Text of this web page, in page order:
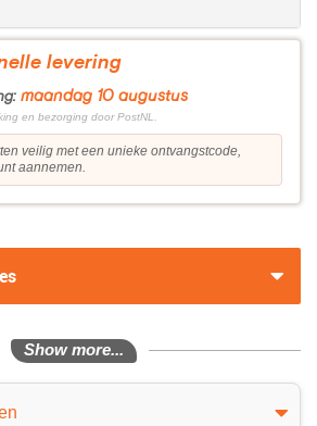
levering
maandag 10 augustus
en bezorging door PostNL.
veilig met een unieke ontvangstcode,
aannemen.
Show more...